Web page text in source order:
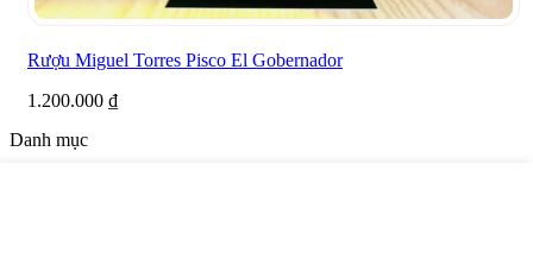
Rượu Miguel Torres Pisco El Gobernador
1.200.000 ₫
Danh mục